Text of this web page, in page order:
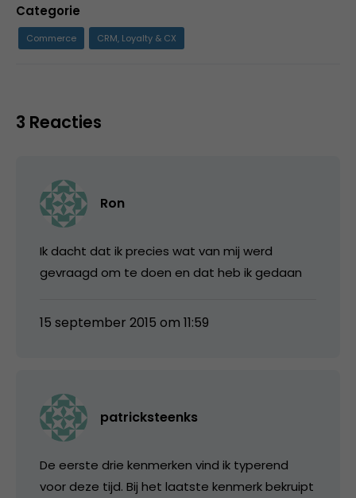
Categorie
Commerce CRM, Loyalty & CX
3 Reacties
Ron
Ik dacht dat ik precies wat van mij werd
gevraagd om te doen en dat heb ik gedaan
15 september 2015 om 11:59
patricksteenks
De eerste drie kenmerken vind ik typerend
voor deze tijd. Bij het laatste kenmerk bekruipt